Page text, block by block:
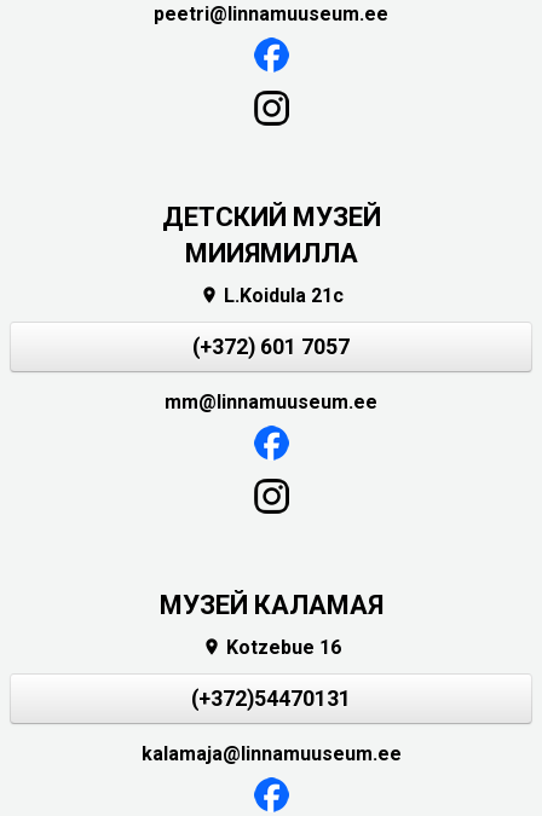
peetri@linnamuuseum.ee
ДЕТСКИЙ МУЗЕЙ
МИИЯМИЛЛА
 L.Koidula 21c
(+372) 601 7057
mm@linnamuuseum.ee
МУЗЕЙ КАЛАМАЯ
 Kotzebue 16
(+372)54470131
kalamaja@linnamuuseum.ee